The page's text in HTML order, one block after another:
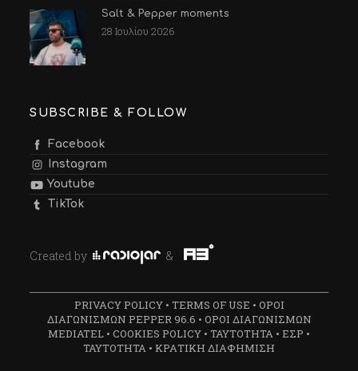
Salt & Pepper moments
28 Ιουλίου 2026
SUBSCRIBE & FOLLOW
Facebook
Instagram
Youtube
TikTok
Created by &
PRIVACY POLICY• TERMS OF USE • ΟΡΟΙ
ΔΙΑΓΩΝΙΣΜΩΝ PEPPER 96.6 • ΟΡΟΙ ΔΙΑΓΩΝΙΣΜΩΝ
MEDIATEL • COOKIES POLICY • ΤΑΥΤΟΤΗΤΑ • ΕΣΡ •
ΤΑΥΤΟΤΗΤΑ • ΚΡΑΤΙΚΗ ΔΙΑΦΗΜΙΣΗ